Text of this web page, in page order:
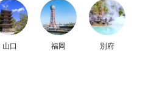
山口 福岡 別府